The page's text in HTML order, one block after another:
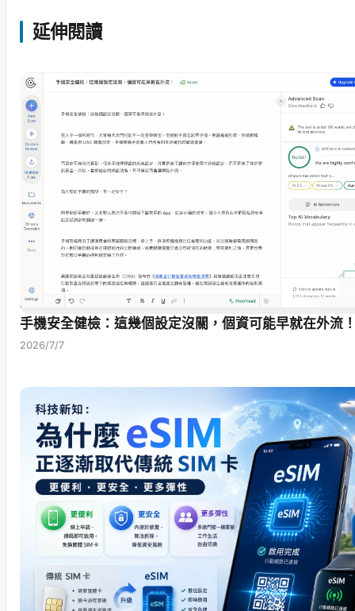
延伸閱讀
手機安全健檢：這幾個設定沒關，個資可能早就在外流
2026/7/7